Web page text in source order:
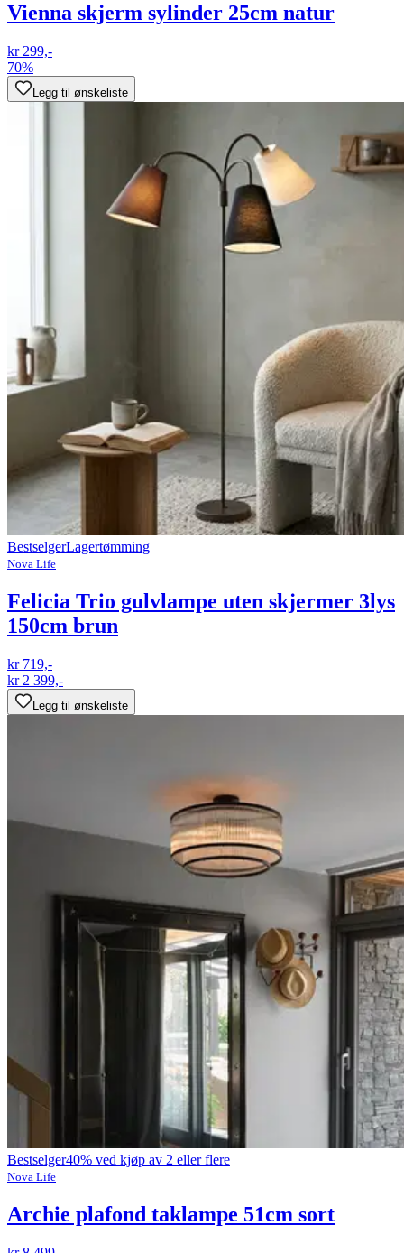
Vienna skjerm sylinder 25cm natur
kr 299,-
70%
Legg til ønskeliste
BestselgerLagertømming
Nova Life
Felicia Trio gulvlampe uten skjermer 3lys
150cm brun
kr 719,-
kr 2 399,-
Legg til ønskeliste
Bestselger40% ved kjøp av 2 eller flere
Nova Life
Archie plafond taklampe 51cm sort